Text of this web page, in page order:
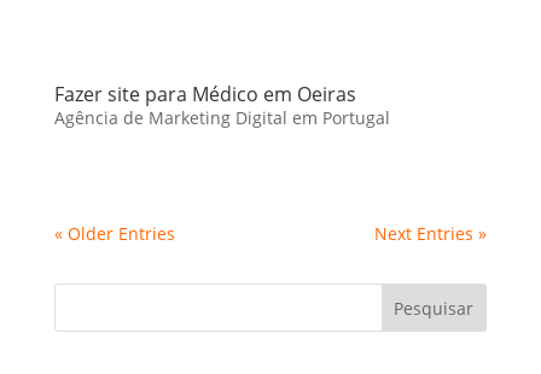
Fazer site para Médico em Oeiras
Agência de Marketing Digital em Portugal
« Older Entries Next Entries »
Pesquisar